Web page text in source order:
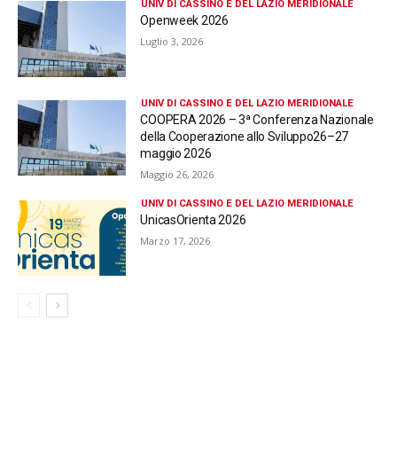
UNIV DI CASSINO E DEL LAZIO MERIDIONALE
Openweek 2026
Luglio 3, 2026
UNIV DI CASSINO E DEL LAZIO MERIDIONALE
COOPERA 2026 – 3ª Conferenza Nazionale
della Cooperazione allo Sviluppo26–27
maggio 2026
Maggio 26, 2026
UNIV DI CASSINO E DEL LAZIO MERIDIONALE
UnicasOrienta 2026
Marzo 17, 2026